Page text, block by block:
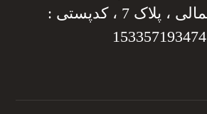
گلستان شمالی ، پلاک 7 ، کدپستی :
153357193474